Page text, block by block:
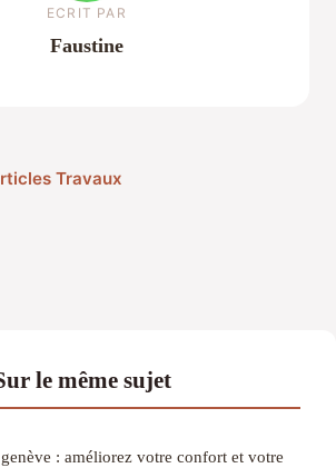
ECRIT PAR
Faustine
Travaux
le même sujet
: améliorez votre confort et votre